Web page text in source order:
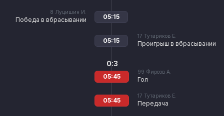
8 Луцишин И.
Победа в вбрасывании 05:15
17 Тутариков Е.
Проигрыш в вбрасывании
05:15
99 Фирсов А.
Гол
0:3
05:45
17 Тутариков Е.
Передача
05:45